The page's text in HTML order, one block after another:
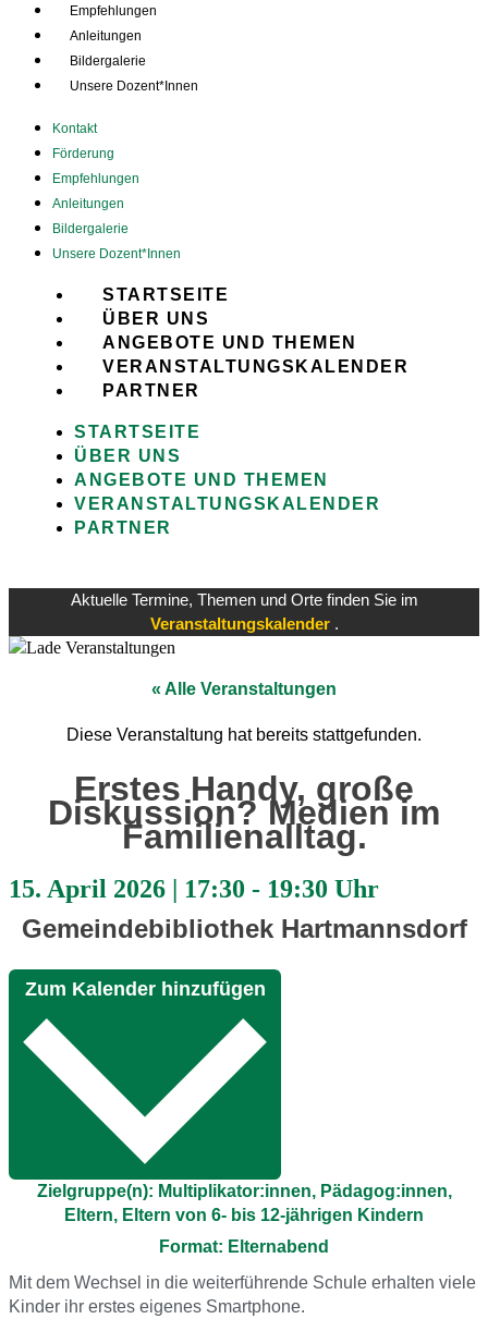
Empfehlungen
Anleitungen
Bildergalerie
Unsere Dozent*Innen
Kontakt
Förderung
Empfehlungen
Anleitungen
Bildergalerie
Unsere Dozent*Innen
STARTSEITE
ÜBER UNS
ANGEBOTE UND THEMEN
VERANSTALTUNGSKALENDER
PARTNER
STARTSEITE
ÜBER UNS
ANGEBOTE UND THEMEN
VERANSTALTUNGSKALENDER
PARTNER
Aktuelle Termine, Themen und Orte finden Sie im
Veranstaltungskalender .
« Alle Veranstaltungen
Diese Veranstaltung hat bereits stattgefunden.
Erstes Handy, große
Diskussion? Medien im
Familienalltag.
15. April 2026 17:30 - 19:30 Uhr
Gemeindebibliothek Hartmannsdorf
Zielgruppe(n): Multiplikator:innen, Pädagog:innen,
Eltern, Eltern von 6- bis 12-jährigen Kindern
Format: Elternabend
Mit dem Wechsel in die weiterführende Schule erhalten viele
Kinder ihr erstes eigenes Smartphone.